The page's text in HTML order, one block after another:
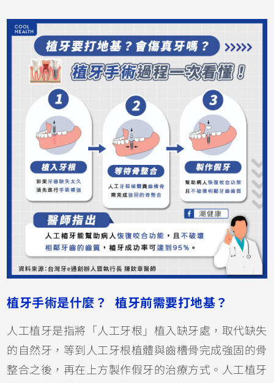
植牙手術是什麼？ 植牙前需要打地基？
人工植牙是指將「人工牙根」植入缺牙處，取代缺失
的自然牙，等到人工牙根植體與齒槽骨完成強固的骨
整合之後，再在上方製作假牙的治療方式。人工植牙